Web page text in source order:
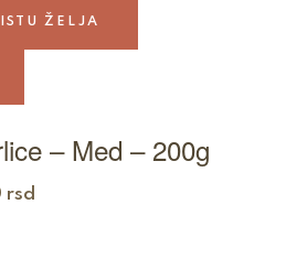
ŽELJA
– Med – 200g
rsd